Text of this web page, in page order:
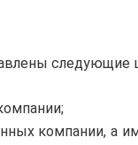
следующие
компании, а